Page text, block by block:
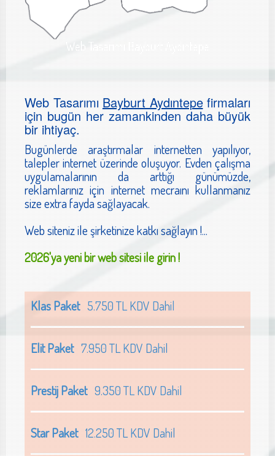
Web Tasarımı Bayburt Aydıntepe
Web TasarımıBayburt Aydıntepefirmaları
için bugün her zamankinden daha büyük
bir ihtiyaç.
Bugünlerde araştırmalar internetten yapılıyor,
talepler internet üzerinde oluşuyor. Evden çalışma
uygulamalarının da arttığı günümüzde,
reklamlarınız için internet mecraını kullanmanız
size extra fayda sağlayacak.
Web siteniz ile şirketinize katkı sağlayın !...
2026'ya yeni bir web sitesi ile girin !
Klas Paket5.750 TL KDV Dahil
Elit Paket7.950 TL KDV Dahil
Prestij Paket9.350 TL KDV Dahil
Star Paket12.250 TL KDV Dahil